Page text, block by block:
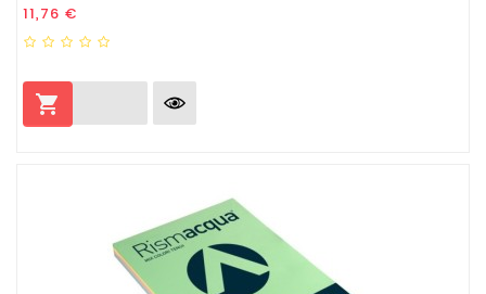
Prezzo
11,76 €
